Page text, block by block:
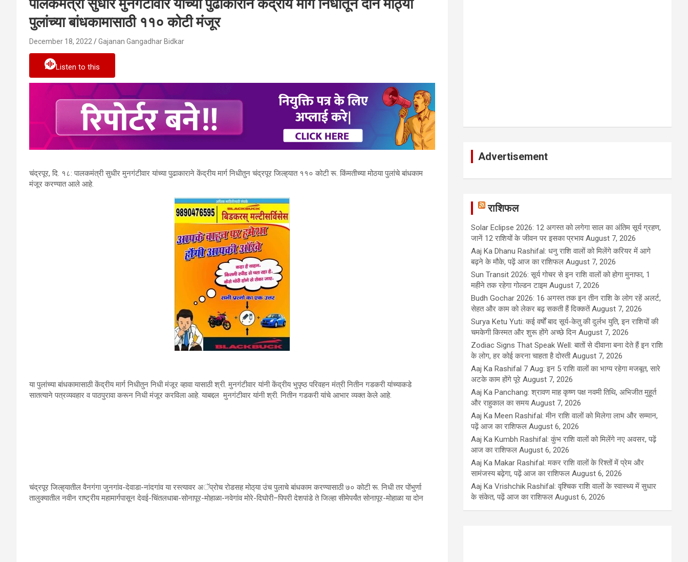
पालकमंत्री सुधीर मुनगंटीवार यांच्‍या पुढाकाराने केंद्रीय मार्ग निधीतून दोन मोठ्या‌
पुलांच्‍या बांधकामासाठी ११० कोटी मंजूर
December 18, 2022 Gajanan Gangadhar Bidkar
Listen to this
चंद्रपूर, दि. १८: पालकमंत्री सुधीर मुनगंटीवार यांच्‍या पुढाकाराने केंद्रीय मार्ग निधीतुन चंद्रपूर जिल्‍ह‌्यात ११० कोटी रू. किंमतीच्‍या मोठया पुलांचे बांधकाम
मंजूर करण्‍यात आले आहे.
या पुलांच्‍या बांधकामासाठी केंद्रीय मार्ग निधीतुन निधी मंजूर व्‍हावा यासाठी श्री. मुनगंटीवार यांनी केंद्रीय भुपृष्‍ठ परिवहन मंत्री नितीन गडकरी यांच्‍याकडे
सातत्‍याने पत्रव्‍यवहार व पाठपुरावा करून निधी मंजूर करविला आहे. याबद्दल मुनगंटीवार यांनी श्री. नितीन गडकरी यांचे आभार व्‍यक्‍त केले आहे.
चंद्रपूर जिल्‍ह‌्यातील वैनगंगा जुनगांव-देवाडा-नांदगांव या रस्‍त्‍यावर अॅप्रोच रोडसह मोठ‌्या उंच पुलाचे बांधकाम करण्‍यासाठी ७० कोटी रू. निधी तर पोंभुर्णा
तालुक्‍यातील नवीन राष्‍ट्रीय महामार्गपासून देवई-चिंतलधाबा-सोनापूर-मोहाळा-नवेगांव मोरे-दिघोरी–पिपरी देशपांडे ते जिल्‍हा सीमेपर्यंत सोनापूर-मोहाळा या दोन
Advertisement
राशिफल
Solar Eclipse 2026: 12 अगस्त को लगेगा साल का अंतिम सूर्य ग्रहण,
जानें 12 राशियों के जीवन पर इसका प्रभाव August 7, 2026
Aaj Ka Dhanu Rashifal: धनु राशि वालों को मिलेंगे करियर में आगे
बढ़ने के मौके, पढ़ें आज का राशिफल August 7, 2026
Sun Transit 2026: सूर्य गोचर से इन राशि वालों को होगा मुनाफा, 1
महीने तक रहेगा गोल्डन टाइम August 7, 2026
Budh Gochar 2026: 16 अगस्त तक इन तीन राशि के लोग रहें अलर्ट,
सेहत और काम को लेकर बढ़ सकती हैं दिक्कतें August 7, 2026
Surya Ketu Yuti: कई वर्षों बाद सूर्य-केतु की दुर्लभ युति, इन राशियों की
चमकेगी किस्मत और शुरू होंगे अच्छे दिन August 7, 2026
Zodiac Signs That Speak Well: बातों से दीवाना बना देते हैं इन राशि
के लोग, हर कोई करना चाहता है दोस्ती August 7, 2026
Aaj Ka Rashifal 7 Aug: इन 5 राशि वालों का भाग्य रहेगा मजबूत, सारे
अटके काम होंगे पूरे August 7, 2026
Aaj Ka Panchang: श्रावण माह कृष्ण पक्ष नवमी तिथि, अभिजीत मुहूर्त
और राहुकाल का समय August 7, 2026
Aaj Ka Meen Rashifal: मीन राशि वालों को मिलेगा लाभ और सम्मान,
पढ़ें आज का राशिफल August 6, 2026
Aaj Ka Kumbh Rashifal: कुंभ राशि वालों को मिलेंगे नए अवसर, पढ़ें
आज का राशिफल August 6, 2026
Aaj Ka Makar Rashifal: मकर राशि वालों के रिश्तों में प्रेम और
सामंजस्य बढ़ेगा, पढ़ें आज का राशिफल August 6, 2026
Aaj Ka Vrishchik Rashifal: वृश्चिक राशि वालों के स्वास्थ्य में सुधार
के संकेत, पढ़ें आज का राशिफल August 6, 2026